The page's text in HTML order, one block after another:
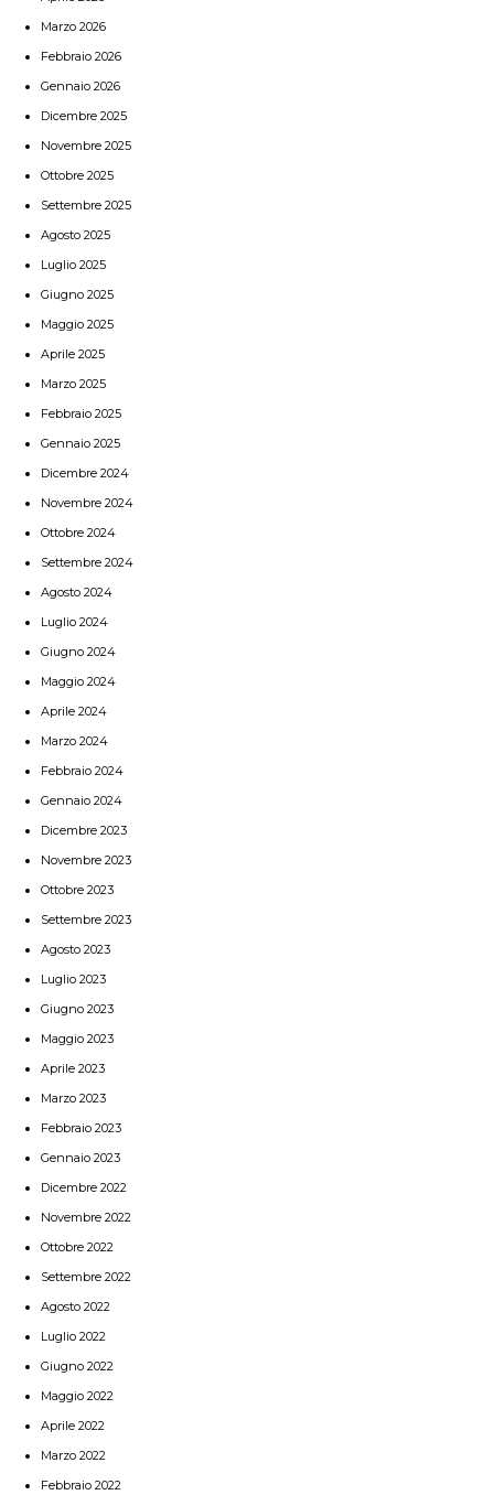
Marzo 2026
Febbraio 2026
Gennaio 2026
Dicembre 2025
Novembre 2025
Ottobre 2025
Settembre 2025
Agosto 2025
Luglio 2025
Giugno 2025
Maggio 2025
Aprile 2025
Marzo 2025
Febbraio 2025
Gennaio 2025
Dicembre 2024
Novembre 2024
Ottobre 2024
Settembre 2024
Agosto 2024
Luglio 2024
Giugno 2024
Maggio 2024
Aprile 2024
Marzo 2024
Febbraio 2024
Gennaio 2024
Dicembre 2023
Novembre 2023
Ottobre 2023
Settembre 2023
Agosto 2023
Luglio 2023
Giugno 2023
Maggio 2023
Aprile 2023
Marzo 2023
Febbraio 2023
Gennaio 2023
Dicembre 2022
Novembre 2022
Ottobre 2022
Settembre 2022
Agosto 2022
Luglio 2022
Giugno 2022
Maggio 2022
Aprile 2022
Marzo 2022
Febbraio 2022